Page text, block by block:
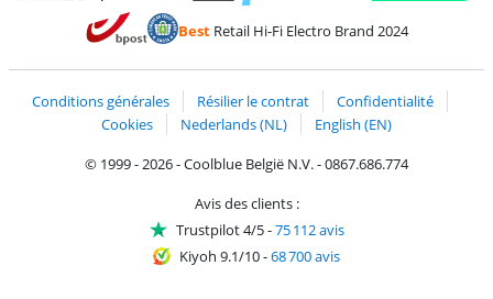
Payer avec Bancontact
Payer avec MasterCard et Visa via ClickToPay
Payer avec PayPal
BestRetail Hi-Fi Electro Brand 2024
Conditions générales Résilier le contrat
Confidentialité
Cookies
Nederlands (NL)
English (EN)
© 1999 - 2026 - Coolblue België N.V. - 0867.686.774
Avis des clients :
Trustpilot 4/5-75 112 avis
Kiyoh 9.1/10-68 700 avis